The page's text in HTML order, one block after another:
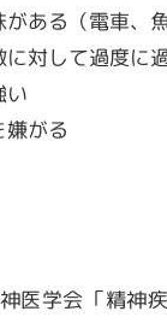
ある（電車、
に対して過度に
い
嫌がる
医学会「精神